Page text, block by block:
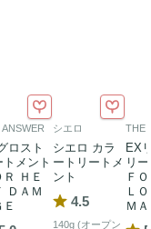
ロスト
トメント
Ｒ ＨＥ
ＤＡＭ
Ｅ
シエロ
シエロ カラ
ートリートメ
ント
4.5
140g (オープン
THE
EX
リ
Ｆ
Ｌ
Ｍ